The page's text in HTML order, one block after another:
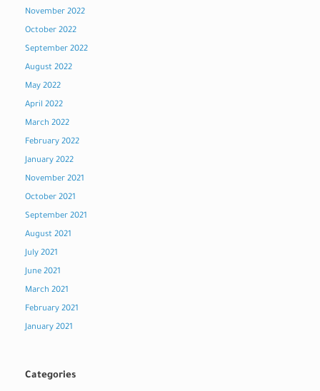
November 2022
October 2022
September 2022
August 2022
May 2022
April 2022
March 2022
February 2022
January 2022
November 2021
October 2021
September 2021
August 2021
July 2021
June 2021
March 2021
February 2021
January 2021
Categories